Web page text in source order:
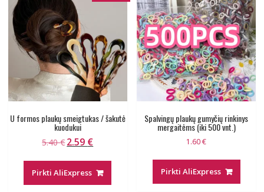
U formos plaukų smeigtukas / šakutė
kuodukui
5.40€ Original
5.40 €.
2.59 €Current
2.59 €.
Pirkti AliExpress
Spalvingų plaukų gumyčių rinkinys
mergaitėms (iki 500 vnt.)
1.60€
Pirkti AliExpress